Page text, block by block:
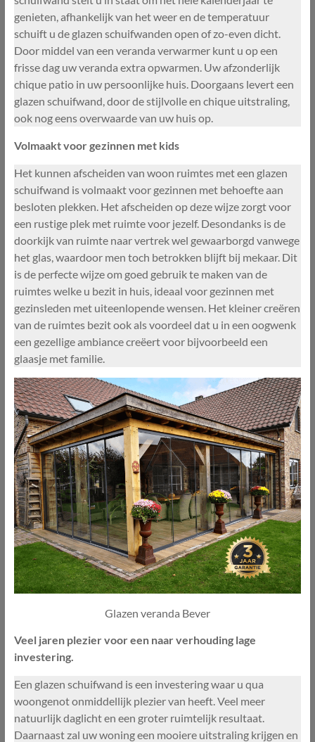
genieten, afhankelijk van het weer en de temperatuur
schuift u de glazen schuifwanden open of zo-even dicht.
Door middel van een veranda verwarmer kunt u op een
frisse dag uw veranda extra opwarmen. Uw afzonderlijk
chique patio in uw persoonlijke huis. Doorgaans levert een
glazen schuifwand, door de stijlvolle en chique uitstraling,
ook nog eens overwaarde van uw huis op.
Volmaakt voor gezinnen met kids
Het kunnen afscheiden van woon ruimtes met een glazen
schuifwand is volmaakt voor gezinnen met behoefte aan
besloten plekken. Het afscheiden op deze wijze zorgt voor
een rustige plek met ruimte voor jezelf. Desondanks is de
doorkijk van ruimte naar vertrek wel gewaarborgd vanwege
het glas, waardoor men toch betrokken blijft bij mekaar. Dit
is de perfecte wijze om goed gebruik te maken van de
ruimtes welke u bezit in huis, ideaal voor gezinnen met
gezinsleden met uiteenlopende wensen. Het kleiner creëren
van de ruimtes bezit ook als voordeel dat u in een oogwenk
een gezellige ambiance creëert voor bijvoorbeeld een
glaasje met familie.
Glazen veranda Bever
Veel jaren plezier voor een naar verhouding lage
investering.
Een glazen schuifwand is een investering waar u qua
woongenot onmiddellijk plezier van heeft. Veel meer
natuurlijk daglicht en een groter ruimtelijk resultaat.
Daarnaast zal uw woning een mooiere uitstraling krijgen en